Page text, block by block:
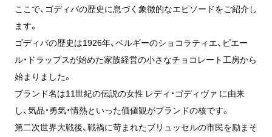
ここで、ゴディバの歴史に息づく象徴的なエピソードをご紹介し
ます。
ゴディバの歴史は1926年、ベルギーのショコラティエ、ピエー
ル・ドラップスが始めた家族経営の小さなチョコレート工房から
始まりました。
ブランド名は11世紀の伝説の女性 レディ・ゴディヴァ に由来
し、気品・勇気・情熱といった価値観がブランドの核です。
第二次世界大戦後、戦禍に苛まれたブリュッセルの市民を励まそ